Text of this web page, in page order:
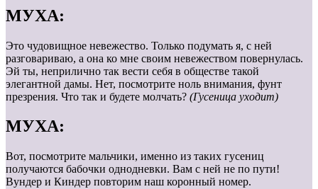
МУХА:
Это чудовищное невежество. Только подумать я, с ней
разговариваю, а она ко мне своим невежеством повернулась.
Эй ты, неприлично так вести себя в обществе такой
элегантной дамы. Нет, посмотрите ноль внимания, фунт
презрения. Что так и будете молчать? (Гусеница уходит)
МУХА:
Вот, посмотрите мальчики, именно из таких гусениц
получаются бабочки однодневки. Вам с ней не по пути!
Вундер и Киндер повторим наш коронный номер.